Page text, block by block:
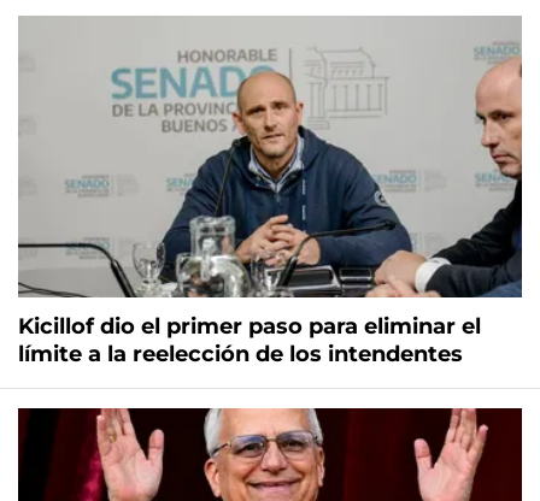
Kicillof dio el primer paso para eliminar el
límite a la reelección de los intendentes